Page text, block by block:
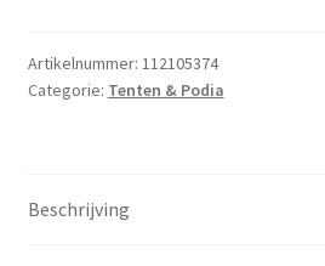
Artikelnummer: 112105374
Categorie: Tenten & Podia
Beschrijving